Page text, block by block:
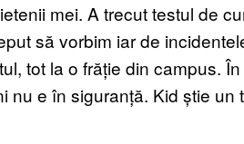
mei. A trecut testul de
să vorbim iar de
tot la o frăție din campus.
nu e în siguranță. Kid știe un